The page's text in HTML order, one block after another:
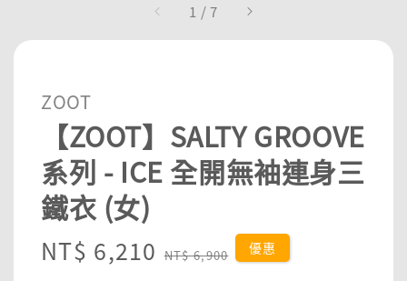
1 /7
ZOOT
【ZOOT】SALTY GROOVE
系列 - ICE 全開無袖連身三
鐵衣 (女)
Sale
NT$ 6,210 Regular
NT$ 6,900 優惠